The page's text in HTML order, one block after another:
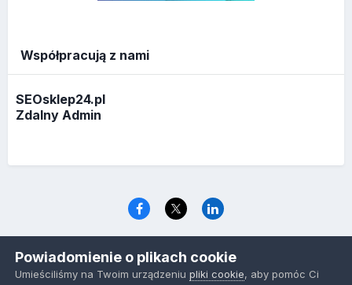
Współpracują z nami
SEOsklep24.pl
Zdalny Admin
www.optymalizacja.com
Powered by Invision Community
Powiadomienie o plikach cookie
Umieściliśmy na Twoim urządzeniupliki cookie, aby pomóc Ci